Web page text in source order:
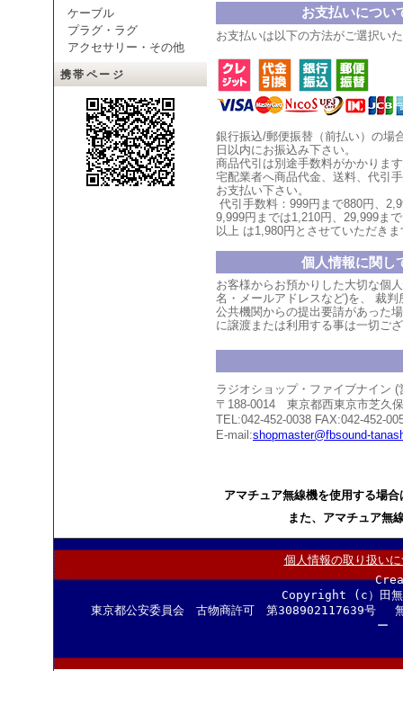
ケーブル
プラグ・ラグ
アクセサリー・その他
携帯ページ
お支払いについ
お支払いは以下の方法がご選択い
銀行振込/郵便振替（前払い）の場
日以内にお振込み下さい。
商品代引は別途手数料がかかりま
宅配業者へ商品代金、送料、代引
お支払い下さい。
代引手数料：999円まで880円、
9,999円までは1,210円、 29,999まで
以上 は1,980円とさせていただき
個人情報に関し
お客様からお預かりした大切な個
名・メールアドレスなど)を、 裁判
公共機関からの提出要請があった
に譲渡または利用する事は一切ご
ラジオショップ・ファイブナイン
〒188-0014 東京都西東京市芝久
TEL:042-452-0038 FAX:042-452-
E-mail:shopmaster@fbsound-
アマチュア無線機を使用する場
また、アマチュア無
個人情報の取り扱い
Copyright (c）田
東京都公安委員会 古物商許可 第308902117639号